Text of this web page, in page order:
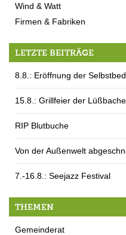
Wind & Watt
Firmen & Fabriken
LETZTE BEITRÄGE
8.8.: Eröffnung der
15.8.: Grillfeier der
RIP Blutbuche
Von der Außenwelt
7.-16.8.: Seejazz Festival
THEMEN
Gemeinderat